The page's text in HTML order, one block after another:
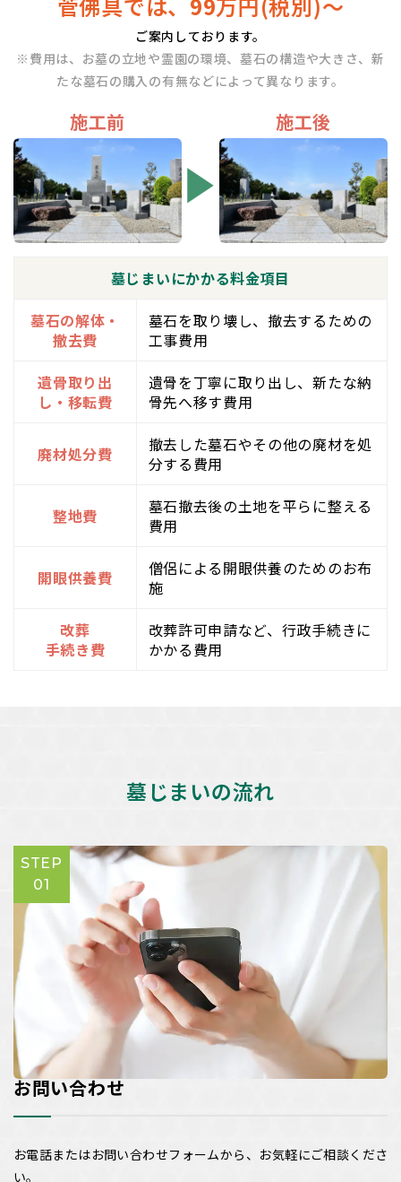
ご案内しております。
※費用は、お墓の立地や霊園の環境、墓石の構造や大きさ、新
たな墓石の購入の有無などによって異なります。
施工前 施工後
墓じまいにかかる料金項目
墓石の解体・
撤去費
墓石を取り壊し、撤去するための
工事費用
遺骨取り出
し・移転費
遺骨を丁寧に取り出し、新たな納
骨先へ移す費用
廃材処分費
撤去した墓石やその他の廃材を処
分する費用
整地費
墓石撤去後の土地を平らに整える
費用
開眼供養費
僧侶による開眼供養のためのお布
施
改葬
手続き費
改葬許可申請など、行政手続きに
かかる費用
墓じまいの流れ
STEP
01
お問い合わせ
お電話またはお問い合わせフォームから、お気軽にご相談くださ
い。